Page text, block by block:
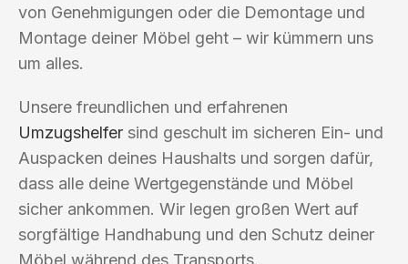
von Genehmigungen oder die Demontage und
Montage deiner Möbel geht – wir kümmern uns
um alles.
Unsere freundlichen und erfahrenen
Umzugshelfer sind geschult im sicheren Ein- und
Auspacken deines Haushalts und sorgen dafür,
dass alle deine Wertgegenstände und Möbel
sicher ankommen. Wir legen großen Wert auf
sorgfältige Handhabung und den Schutz deiner
Möbel während des Transports.